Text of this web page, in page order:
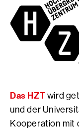
t
e
E
r
n
r
H
S
t
B
u
e
d
e
r
H
r
n
s
Das HZT wird
und der
Kooperation mit